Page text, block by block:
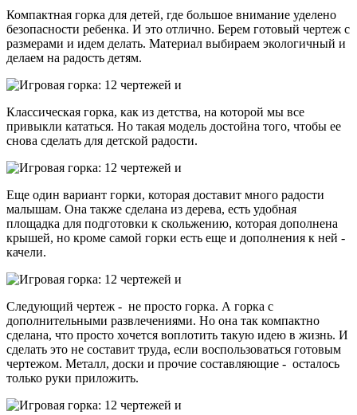
Компактная горка для детей, где большое внимание уделено
безопасности ребенка. И это отлично. Берем готовый чертеж с
размерами и идем делать. Материал выбираем экологичный и
делаем на радость детям.
Классическая горка, как из детства, на которой мы все
привыкли кататься. Но такая модель достойна того, чтобы ее
снова сделать для детской радости.
Еще один вариант горки, которая доставит много радости
малышам. Она также сделана из дерева, есть удобная
площадка для подготовки к скольжению, которая дополнена
крышей, но кроме самой горки есть еще и дополнения к ней -
качели.
Следующий чертеж - не просто горка. А горка с
дополнительными развлечениями. Но она так компактно
сделана, что просто хочется воплотить такую идею в жизнь. И
сделать это не составит труда, если воспользоваться готовым
чертежом. Металл, доски и прочие составляющие - осталось
только руки приложить.